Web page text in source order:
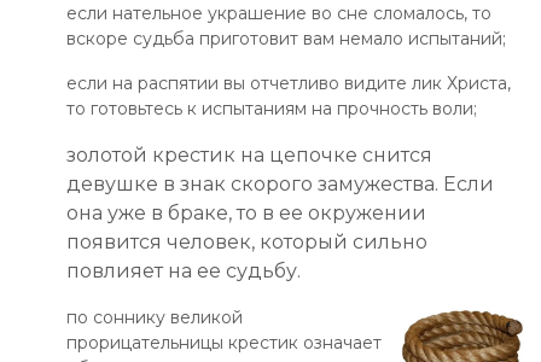
если нательное украшение во сне сломалось, то
вскоре судьба приготовит вам немало испытаний;
если на распятии вы отчетливо видите лик Христа,
то готовьтесь к испытаниям на прочность воли;
золотой крестик на цепочке снится
девушке в знак скорого замужества. Если
она уже в браке, то в ее окружении
появится человек, который сильно
повлияет на ее судьбу.
по соннику великой
прорицательницы крестик означает